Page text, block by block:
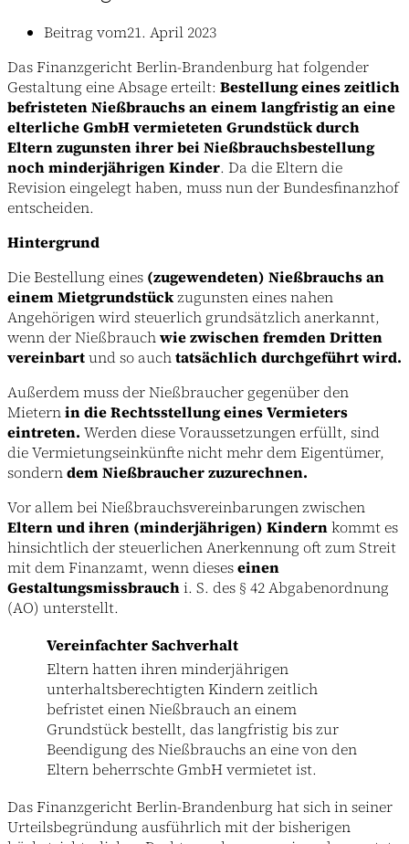
Beitrag vom21. April 2023
Das Finanzgericht Berlin-Brandenburg hat folgender
Gestaltung eine Absage erteilt: Bestellung eines zeitlich
befristeten Nießbrauchs an einem langfristig an eine
elterliche GmbH vermieteten Grundstück durch
Eltern zugunsten ihrer bei Nießbrauchsbestellung
noch minderjährigen Kinder. Da die Eltern die
Revision eingelegt haben, muss nun der Bundesfinanzhof
entscheiden.
Hintergrund
Die Bestellung eines (zugewendeten) Nießbrauchs an
einem Mietgrundstückzugunsten eines nahen
Angehörigen wird steuerlich grundsätzlich anerkannt,
wenn der Nießbrauchwie zwischen fremden Dritten
vereinbartund so auchtatsächlich durchgeführt wird.
Außerdem muss der Nießbraucher gegenüber den
Mieternin die Rechtsstellung eines Vermieters
eintreten. Werden diese Voraussetzungen erfüllt, sind
die Vermietungseinkünfte nicht mehr dem Eigentümer,
sonderndem Nießbraucher zuzurechnen.
Vor allem bei Nießbrauchsvereinbarungen zwischen
Eltern und ihren (minderjährigen) Kindernkommt es
hinsichtlich der steuerlichen Anerkennung oft zum Streit
mit dem Finanzamt, wenn dieseseinen
Gestaltungsmissbrauchi. S. des § 42 Abgabenordnung
(AO) unterstellt.
Vereinfachter Sachverhalt
Eltern hatten ihren minderjährigen
unterhaltsberechtigten Kindern zeitlich
befristet einen Nießbrauch an einem
Grundstück bestellt, das langfristig bis zur
Beendigung des Nießbrauchs an eine von den
Eltern beherrschte GmbH vermietet ist.
Das Finanzgericht Berlin-Brandenburg hat sich in seiner
Urteilsbegründung ausführlich mit der bisherigen